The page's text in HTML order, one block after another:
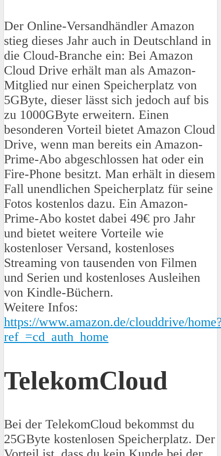
Der Online-Versandhändler Amazon
stieg dieses Jahr auch in Deutschland in
die Cloud-Branche ein: Bei Amazon
Cloud Drive erhält man als Amazon-
Mitglied nur einen Speicherplatz von
5GByte, dieser lässt sich jedoch auf bis
zu 1000GByte erweitern. Einen
besonderen Vorteil bietet Amazon Cloud
Drive, wenn man bereits ein Amazon-
Prime-Abo abgeschlossen hat oder ein
Fire-Phone besitzt. Man erhält in diesem
Fall unendlichen Speicherplatz für seine
Fotos kostenlos dazu. Ein Amazon-
Prime-Abo kostet dabei 49€ pro Jahr
und bietet weitere Vorteile wie
kostenloser Versand, kostenloses
Streaming von tausenden von Filmen
und Serien und kostenloses Ausleihen
von Kindle-Büchern.
Weitere Infos:
https://www.amazon.de/clouddrive/
ref_=cd_auth_home
TelekomCloud
Bei der TelekomCloud bekommst du
25GByte kostenlosen Speicherplatz. Der